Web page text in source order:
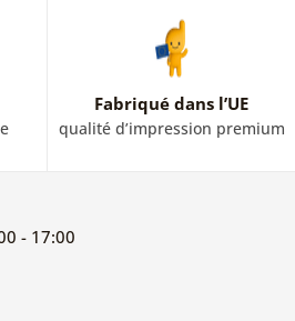
Fabriqué dans l’UE
qualité d’impression premium
- 17:00